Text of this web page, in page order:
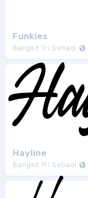
Funkies
Bangkit Tri Setiadi
Hayline
Bangkit Tri Setiadi